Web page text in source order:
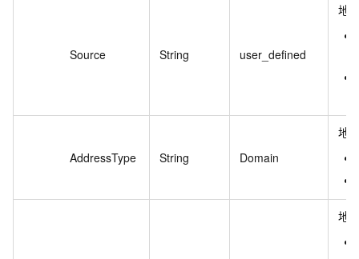
Source String user_defined
地
AddressType String Domain
地
地